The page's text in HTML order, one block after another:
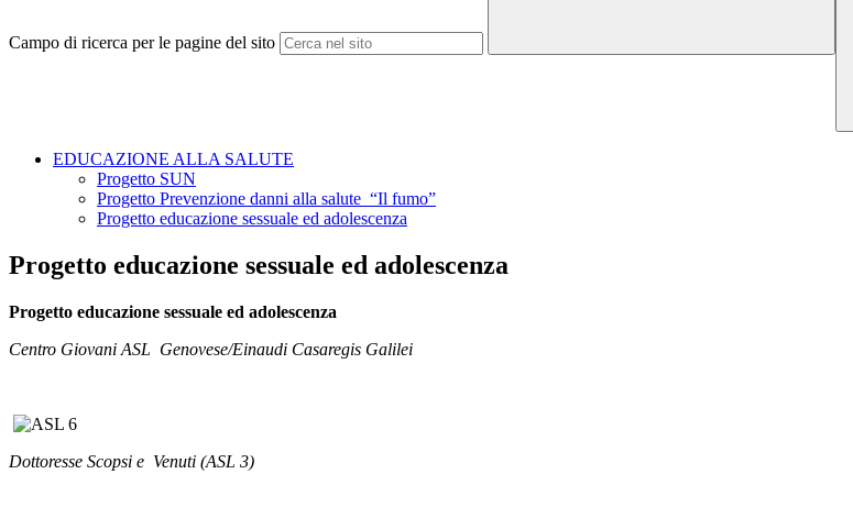
Campo di ricerca per le pagine del sito
EDUCAZIONE ALLA SALUTE
Progetto SUN
Progetto Prevenzione danni alla salute “Il fumo”
Progetto educazione sessuale ed adolescenza
Progetto educazione sessuale ed adolescenza
Progetto educazione sessuale ed adolescenza
Centro Giovani ASL Genovese/Einaudi Casaregis Galilei
Dottoresse Scopsi e Venuti (ASL 3)